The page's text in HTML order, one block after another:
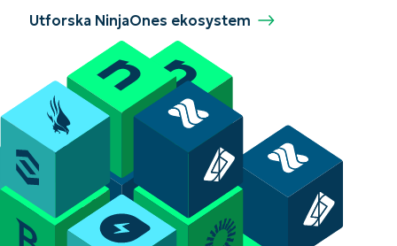
Utforska NinjaOnes ekosystem